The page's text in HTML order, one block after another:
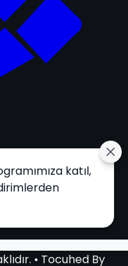
• Tocuhed By
katıl,